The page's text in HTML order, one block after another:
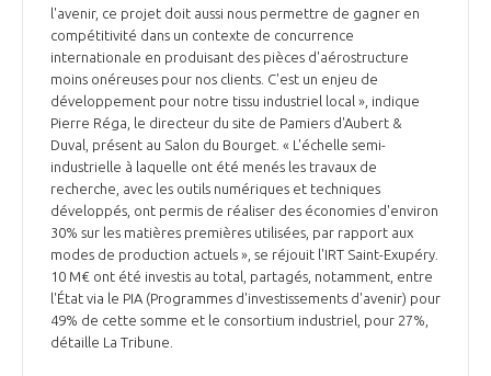
l'avenir, ce projet doit aussi nous permettre de gagner en
compétitivité dans un contexte de concurrence
internationale en produisant des pièces d'aérostructure
moins onéreuses pour nos clients. C'est un enjeu de
développement pour notre tissu industriel local », indique
Pierre Réga, le directeur du site de Pamiers d'Aubert &
Duval, présent au Salon du Bourget. « L'échelle semi-
industrielle à laquelle ont été menés les travaux de
recherche, avec les outils numériques et techniques
développés, ont permis de réaliser des économies d'environ
30% sur les matières premières utilisées, par rapport aux
modes de production actuels », se réjouit l'IRT Saint-Exupéry.
10 M€ ont été investis au total, partagés, notamment, entre
l'État via le PIA (Programmes d'investissements d'avenir) pour
49% de cette somme et le consortium industriel, pour 27%,
détaille La Tribune.